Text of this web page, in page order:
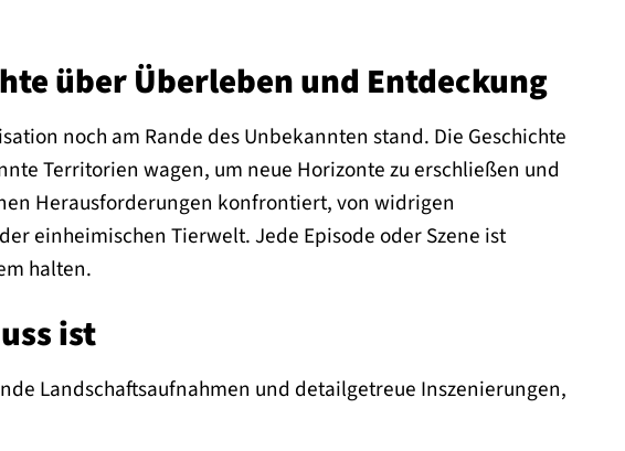
über Überleben und Entdeckung
noch am Rande des Unbekannten stand. Die Geschichte
Territorien wagen, um neue Horizonte zu erschließen und
Herausforderungen konfrontiert, von widrigen
einheimischen Tierwelt. Jede Episode oder Szene ist
halten.
ist
Landschaftsaufnahmen und detailgetreue Inszenierungen,